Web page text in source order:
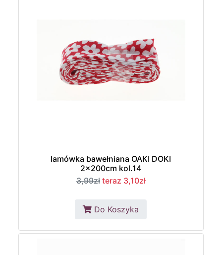
lamówka bawełniana OAKI DOKI
2x200cm kol.14
3,99zł teraz 3,10zł
Do Koszyka